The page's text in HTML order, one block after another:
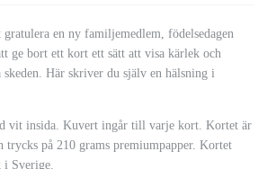
en ny familjemedlem, födelsedagen
ge bort ett kort ett sätt att visa kärlek och
Här skriver du själv en hälsning i
vit insida. Kuvert ingår till varje kort. Kortet är
trycks på 210 grams premiumpapper. Kortet
i Sverige.